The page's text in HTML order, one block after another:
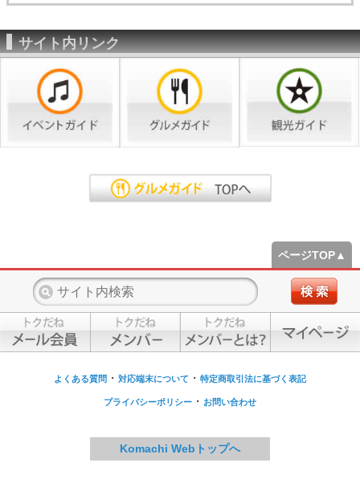
サイト内リンク
ページTOP▲
よくある質問 ・ 対応端末について ・ 特定商取引法に基づく表記
プライバシーポリシー ・ お問い合わせ
Komachi Webトップへ